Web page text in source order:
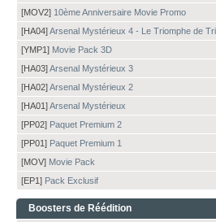
[MOV2] 10ème Anniversaire Movie Promo
[HA04]Arsenal Mystérieux 4 - Le Triomphe de
[YMP1] Movie Pack 3D
[HA03]Arsenal Mystérieux 3
[HA02]Arsenal Mystérieux 2
[HA01]Arsenal Mystérieux
[PP02] Paquet Premium 2
[PP01] Paquet Premium 1
[MOV] Movie Pack
[EP1] Pack Exclusif
Boosters de Réédition